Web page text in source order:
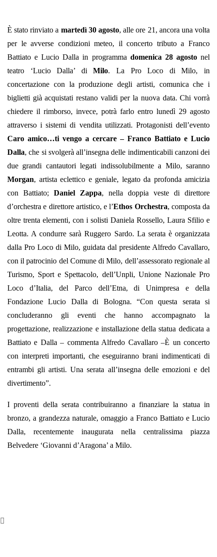
È stato rinviato a martedì 30 agosto, alle ore 21, ancora una volta
per le avverse condizioni meteo, il concerto tributo a Franco
Battiato e Lucio Dalla in programma domenica 28 agostonel
teatro ‘Lucio Dalla’ diMilo. La Pro Loco di Milo, in
concertazione con la produzione degli artisti, comunica che i
biglietti già acquistati restano validi per la nuova data. Chi vorrà
chiedere il rimborso, invece, potrà farlo entro lunedì 29 agosto
attraverso i sistemi di vendita utilizzati. Protagonisti dell’evento
Caro amico…ti vengo a cercare – Franco Battiato e Lucio
Dalla, che si svolgerà all’insegna delle indimenticabili canzoni dei
due grandi cantautori legati indissolubilmente a Milo, saranno
Morgan, artista eclettico e geniale, legato da profonda amicizia
con Battiato; Daniel Zappa, nella doppia veste di direttore
d’orchestra e direttore artistico, e l’Ethos Orchestra, composta da
oltre trenta elementi, con i solisti Daniela Rossello, Laura Sfilio e
Leotta. A condurre sarà Ruggero Sardo. La serata è organizzata
dalla Pro Loco di Milo, guidata dal presidente Alfredo Cavallaro,
con il patrocinio del Comune di Milo, dell’assessorato regionale al
Turismo, Sport e Spettacolo, dell’Unpli, Unione Nazionale Pro
Loco d’Italia, del Parco dell’Etna, di Unimpresa e della
Fondazione Lucio Dalla di Bologna. “Con questa serata si
concluderanno gli eventi che hanno accompagnato la
progettazione, realizzazione e installazione della statua dedicata a
Battiato e Dalla – commenta Alfredo Cavallaro –È un concerto
con interpreti importanti, che eseguiranno brani indimenticati di
entrambi gli artisti. Una serata all’insegna delle emozioni e del
divertimento”.
I proventi della serata contribuiranno a finanziare la statua in
bronzo, a grandezza naturale, omaggio a Franco Battiato e Lucio
Dalla, recentemente inaugurata nella centralissima piazza
Belvedere ‘Giovanni d’Aragona’ a Milo.